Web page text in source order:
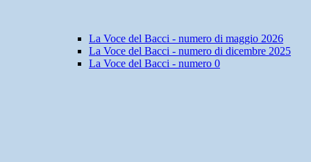
La Voce del Bacci - numero di maggio 2026
La Voce del Bacci - numero di dicembre 2025
La Voce del Bacci - numero 0